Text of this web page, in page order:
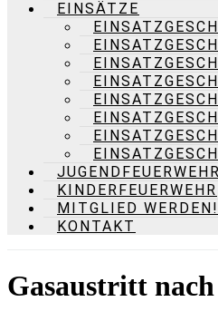
EINSÄTZE
JUGENDFEUERWEHR
KINDERFEUERWEHR
MITGLIED WERDEN!
KONTAKT
Gasaustritt